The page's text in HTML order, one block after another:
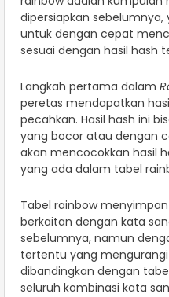
dipersiapkan
untuk dengan cepat
sesuai dengan hasil hash
Langkah pertama dalam
peretas mendapatkan
pecahkan. Hasil hash ini
yang bocor atau dengan
akan mencocokkan hasil
yang ada dalam tabel
Tabel rainbow
berkaitan dengan kata
sebelumnya, namun
tertentu yang
dibandingkan dengan
seluruh kombinasi kata